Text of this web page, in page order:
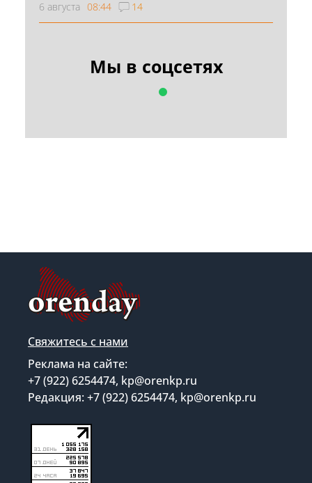
6 августа 08:44 14
Мы в соцсетях
Свяжитесь с нами
Реклама на сайте:
+7 (922) 6254474, kp@orenkp.ru
Редакция: +7 (922) 6254474, kp@orenkp.ru